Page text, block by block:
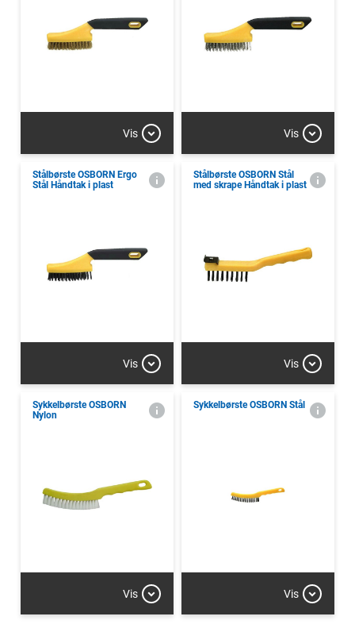
Vis Vis
Stålbørste OSBORN Ergo
Stål Håndtak i plast
Vis
Stålbørste OSBORN Stål
med skrape Håndtak i plast
Vis
Sykkelbørste OSBORN
Nylon
Vis
Sykkelbørste OSBORN Stål
Vis